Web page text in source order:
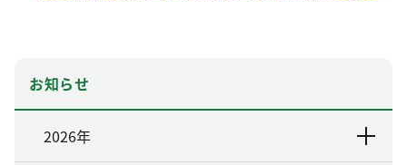
お知らせ
2026年